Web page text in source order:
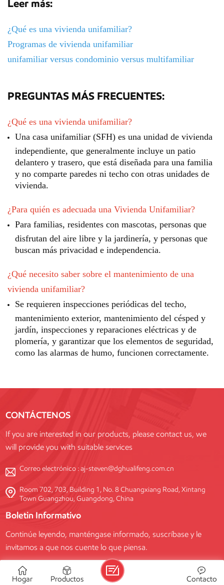
Leer más:
¿Qué es una vivienda unifamiliar?
Programas de vivienda unifamiliar
unifamiliar versus condominio versus multifamiliar
PREGUNTAS MÁS FRECUENTES:
¿Qué es una vivienda unifamiliar?
Una casa unifamiliar (SFH) es una unidad de vivienda
independiente, que generalmente incluye un patio
delantero y trasero, que está diseñada para una familia
y no comparte paredes ni techo con otras unidades de
vivienda.
¿Para quién es adecuada una Vivienda Unifamiliar?
Para familias, residentes con mascotas, personas que
disfrutan del aire libre y la jardinería, y personas que
buscan más privacidad e independencia.
¿Qué necesito saber sobre el mantenimiento de una
vivienda unifamiliar?
Se requieren inspecciones periódicas del techo,
mantenimiento exterior, mantenimiento del césped y
jardín, inspecciones y reparaciones eléctricas y de
plomería, y garantizar que los elementos de seguridad,
como las alarmas de humo, funcionen correctamente.
CONTÁCTENOS
If you are interested in our products, please contact us, we
will provide you with suitable services
Correo electrónico :aj-steven@dghualifeng.com.cn
Room 702, 703, Building 1, No. 8 Chuangxiang Road, Xintang
Town Guangzhou, Guangdong, China
Boletin Informativo
Continúe leyendo, manténgase informado, suscríbase y le
invitamos a que nos cuente lo que piensa.
SUSCRIBIR
Hogar Productos Contacto